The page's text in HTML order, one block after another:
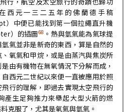
西元一三二五年的佛蘭德手稿
）中便已能找到第一個拉繩直升機
）的插圖68 。熱與氫氣能為氣球提
氣並非是新奇的東西，算是自然的
氧氣和甲烷，或是由蒸汽與焦炭所
由有機物在無氧情況下分解而成，
西元二世紀以來便一直被應用於照
行的理解，即過去實現太空飛行的
產生足夠推力來舉起大型火箭的燃
克服了，尤其是氧氣與氫氣。